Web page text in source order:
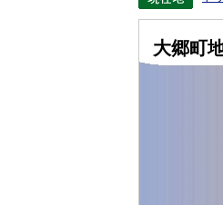
大郷町